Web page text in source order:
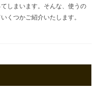
しまいます。そんな、使うの
くつかご紹介いたします。